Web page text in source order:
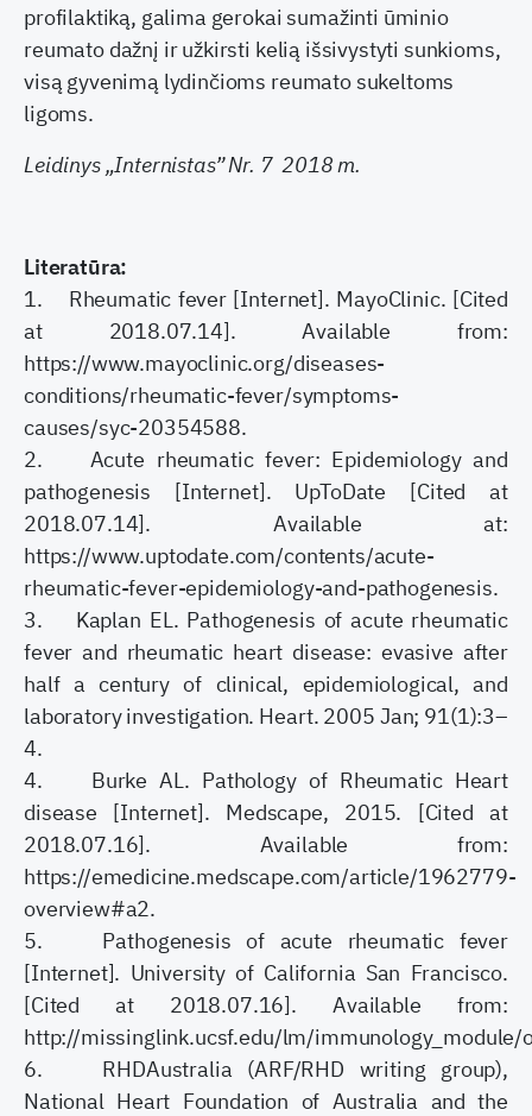
profilaktiką, galima gerokai sumažinti ūminio
reumato dažnį ir užkirsti kelią išsivystyti sunkioms,
visą gyvenimą lydinčioms reumato sukeltoms
ligoms.
Leidinys „Internistas” Nr. 7 2018 m.
Literatūra:
1. Rheumatic fever [Internet]. MayoClinic. [Cited
at 2018.07.14]. Available from:
https://www.mayoclinic.org/diseases-
conditions/rheumatic-fever/symptoms-
causes/syc-20354588.
2. Acute rheumatic fever: Epidemiology and
pathogenesis [Internet]. UpToDate [Cited at
2018.07.14]. Available at:
https://www.uptodate.com/contents/acute-
rheumatic-fever-epidemiology-and-pathogenesis.
3. Kaplan EL. Pathogenesis of acute rheumatic
fever and rheumatic heart disease: evasive after
half a century of clinical, epidemiological, and
laboratory investigation. Heart. 2005 Jan; 91(1):3–
4.
4. Burke AL. Pathology of Rheumatic Heart
disease [Internet]. Medscape, 2015. [Cited at
2018.07.16]. Available from:
https://emedicine.medscape.com/article/1962779-
overview#a2.
5. Pathogenesis of acute rheumatic fever
[Internet]. University of California San Francisco.
[Cited at 2018.07.16]. Available from:
http://missinglink.ucsf.edu/lm/
6. RHDAustralia (ARF/RHD writing group),
National Heart Foundation of Australia and the